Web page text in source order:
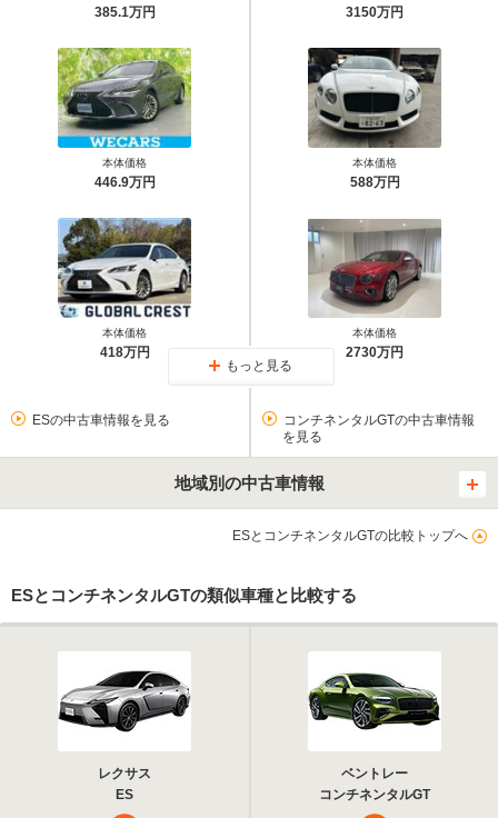
385.1万円
本体価格
446.9万円
本体価格
418万円
3150万円
本体価格
588万円
本体価格
2730万円
もっと見る
ESの中古車情報を見る
コンチネンタルGTの中古車情報
を見る
地域別の中古車情報
ESとコンチネンタルGTの比較トップへ
ESとコンチネンタルGTの類似車種と比較する
レクサス
ES
ベントレー
コンチネンタルGT